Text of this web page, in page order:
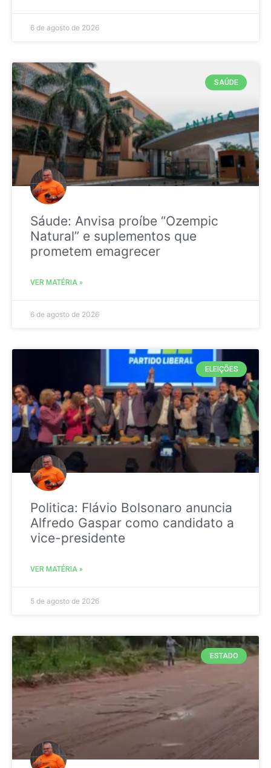
6 de agosto de 2026
SAÚDE
Sáude: Anvisa proíbe “Ozempic
Natural” e suplementos que
prometem emagrecer
VER MATÉRIA »
6 de agosto de 2026
ELEIÇÕES
Politica: Flávio Bolsonaro anuncia
Alfredo Gaspar como candidato a
vice-presidente
VER MATÉRIA »
5 de agosto de 2026
ESTADO